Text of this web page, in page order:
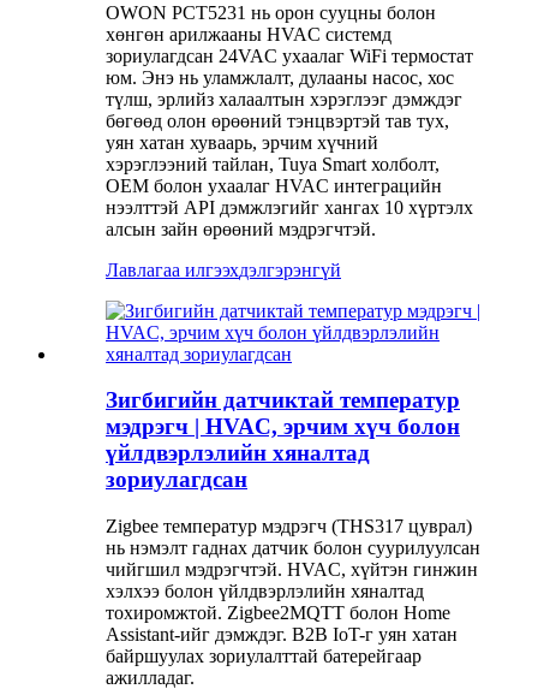
OWON PCT5231 нь орон сууцны болон
хөнгөн арилжааны HVAC системд
зориулагдсан 24VAC ухаалаг WiFi термостат
юм. Энэ нь уламжлалт, дулааны насос, хос
түлш, эрлийз халаалтын хэрэглээг дэмждэг
бөгөөд олон өрөөний тэнцвэртэй тав тух,
уян хатан хуваарь, эрчим хүчний
хэрэглээний тайлан, Tuya Smart холболт,
OEM болон ухаалаг HVAC интеграцийн
нээлттэй API дэмжлэгийг хангах 10 хүртэлх
алсын зайн өрөөний мэдрэгчтэй.
Лавлагаа илгээхдэлгэрэнгүй
Зигбигийн датчиктай температур
мэдрэгч | HVAC, эрчим хүч болон
үйлдвэрлэлийн хяналтад
зориулагдсан
Zigbee температур мэдрэгч (THS317 цуврал)
нь нэмэлт гаднах датчик болон суурилуулсан
чийгшил мэдрэгчтэй. HVAC, хүйтэн гинжин
хэлхээ болон үйлдвэрлэлийн хяналтад
тохиромжтой. Zigbee2MQTT болон Home
Assistant-ийг дэмждэг. B2B IoT-г уян хатан
байршуулах зориулалттай батерейгаар
ажилладаг.